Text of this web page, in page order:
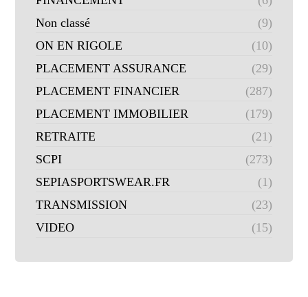
Non classé
(9)
ON EN RIGOLE
(10)
PLACEMENT ASSURANCE
(29)
PLACEMENT FINANCIER
(287)
PLACEMENT IMMOBILIER
(179)
RETRAITE
(21)
SCPI
(273)
SEPIASPORTSWEAR.FR
(1)
TRANSMISSION
(23)
VIDEO
(15)